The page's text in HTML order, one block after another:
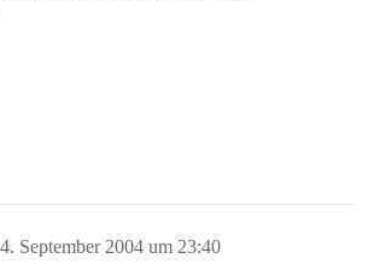
4. September 2004 um 23:40